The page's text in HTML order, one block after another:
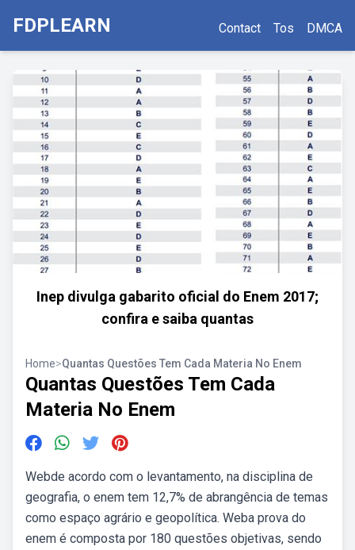
FDPLEARN Contact Tos DMCA
Inep divulga gabarito oficial do Enem 2017;
confira e saiba quantas
Home>Quantas Questões Tem Cada Materia No Enem
Quantas Questões Tem Cada
Materia No Enem
Webde acordo com o levantamento, na disciplina de
geografia, o enem tem 12,7% de abrangência de temas
como espaço agrário e geopolítica. Weba prova do
enem é composta por 180 questões objetivas, sendo